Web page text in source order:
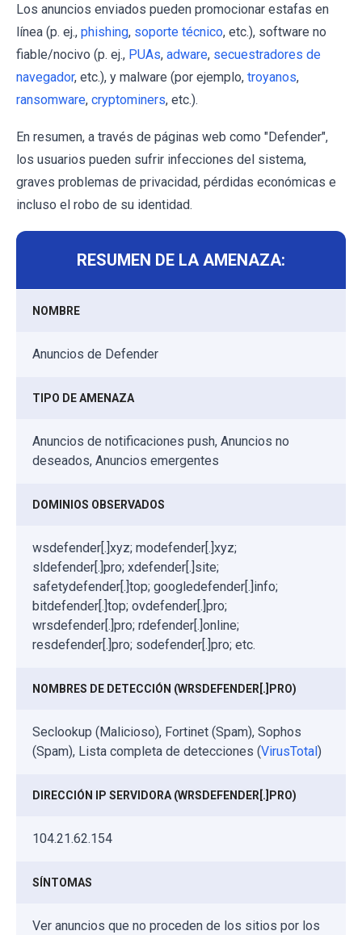
Los anuncios enviados pueden promocionar estafas en
línea (p. ej., phishing, soporte técnico, etc.), software no
fiable/nocivo (p. ej., PUAs, adware, secuestradores de
navegador, etc.), y malware (por ejemplo, troyanos,
ransomware, cryptominers, etc.).
En resumen, a través de páginas web como "Defender",
los usuarios pueden sufrir infecciones del sistema,
graves problemas de privacidad, pérdidas económicas e
incluso el robo de su identidad.
RESUMEN DE LA AMENAZA:
NOMBRE
Anuncios de Defender
TIPO DE AMENAZA
Anuncios de notificaciones push, Anuncios no
deseados, Anuncios emergentes
DOMINIOS OBSERVADOS
wsdefender[.]xyz; modefender[.]xyz;
sldefender[.]pro; xdefender[.]site;
safetydefender[.]top; googledefender[.]info;
bitdefender[.]top; ovdefender[.]pro;
wrsdefender[.]pro; rdefender[.]online;
resdefender[.]pro; sodefender[.]pro; etc.
NOMBRES DE DETECCIÓN (WRSDEFENDER[.]PRO)
Seclookup (Malicioso), Fortinet (Spam), Sophos
(Spam), Lista completa de detecciones (VirusTotal)
DIRECCIÓN IP SERVIDORA (WRSDEFENDER[.]PRO)
104.21.62.154
SÍNTOMAS
Ver anuncios que no proceden de los sitios por los